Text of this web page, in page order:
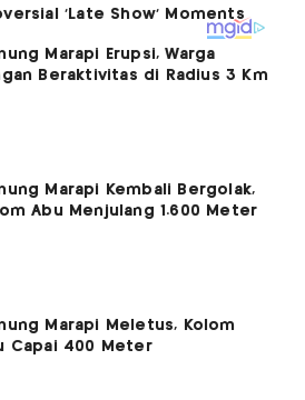
Marapi Erupsi, Warga
Beraktivitas di Radius 3 Km
Marapi Kembali Bergolak,
Abu Menjulang 1.600 Meter
Marapi Meletus, Kolom
Capai 400 Meter